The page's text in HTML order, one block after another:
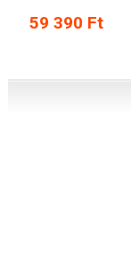
59 390 Ft